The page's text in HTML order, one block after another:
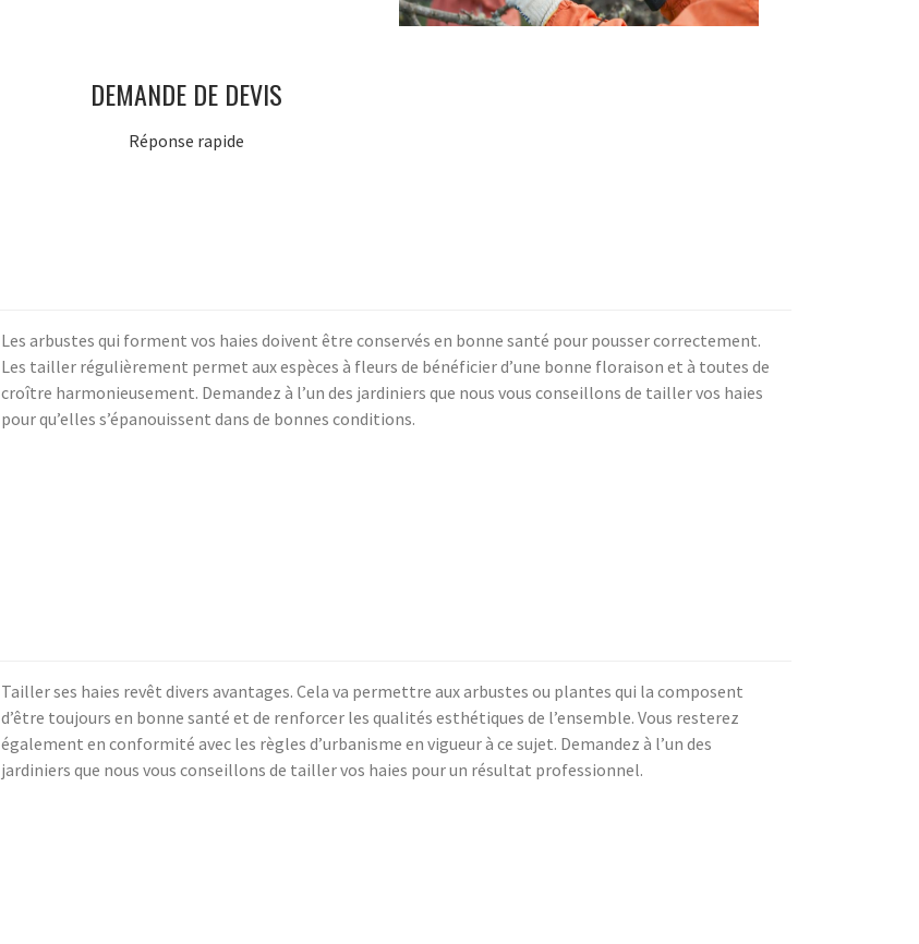
DEMANDE DE DEVIS
Réponse rapide
Les arbustes qui forment vos haies doivent être conservés en bonne santé pour pousser correctement.
Les tailler régulièrement permet aux espèces à fleurs de bénéficier d’une bonne floraison et à toutes de
croître harmonieusement. Demandez à l’un des jardiniers que nous vous conseillons de tailler vos haies
pour qu’elles s’épanouissent dans de bonnes conditions.
Tailler ses haies revêt divers avantages. Cela va permettre aux arbustes ou plantes qui la composent
d’être toujours en bonne santé et de renforcer les qualités esthétiques de l’ensemble. Vous resterez
également en conformité avec les règles d’urbanisme en vigueur à ce sujet. Demandez à l’un des
jardiniers que nous vous conseillons de tailler vos haies pour un résultat professionnel.